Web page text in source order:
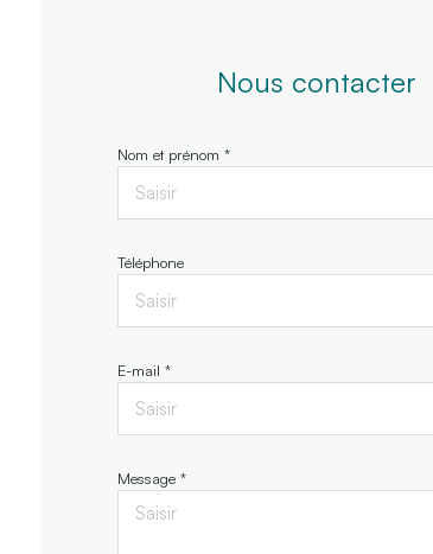
Nous contacter
Nom et prénom *
Téléphone
E-mail *
Message *